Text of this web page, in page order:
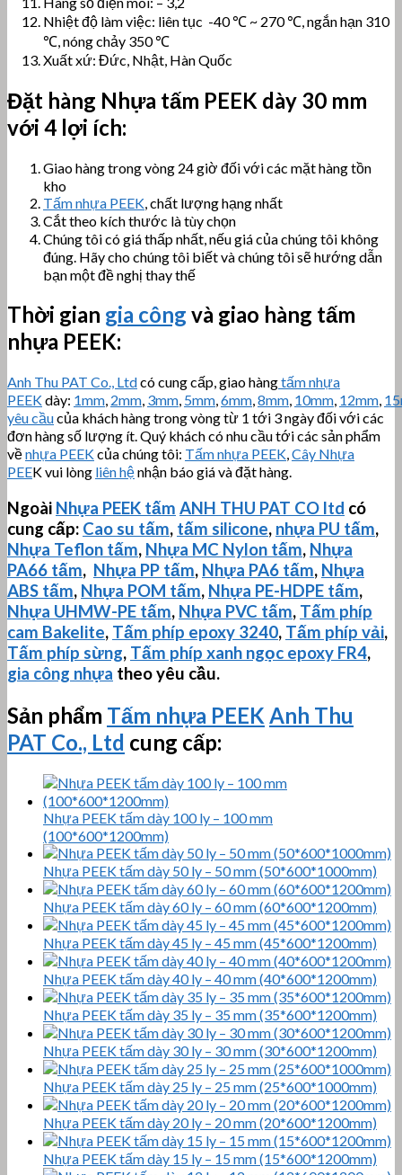
Nhiệt độ làm việc: liên tục -40 ℃ ~ 270 ℃, ngắn hạn 310
℃, nóng chảy 350 ℃
Xuất xứ: Đức, Nhật, Hàn Quốc
Đặt hàng Nhựa tấm PEEK dày 30 mm
với 4 lợi ích:
Giao hàng trong vòng 24 giờ đối với các mặt hàng tồn
kho
Tấm nhựa PEEK , chất lượng hạng nhất
Cắt theo kích thước là tùy chọn
Chúng tôi có giá thấp nhất, nếu giá của chúng tôi không
đúng. Hãy cho chúng tôi biết và chúng tôi sẽ hướng dẫn
bạn một đề nghị thay thế
Thời gian gia công và giao hàng tấm
nhựa PEEK:
Anh Thu PAT Co., Ltdcó cung cấp, giao hàngtấm nhựa
PEEKdày: 1mm, 2mm, 3mm, 5mm,6mm,8mm, 10mm, 12mm,
yêu cầucủa khách hàng trong vòng từ 1 tới 3 ngày đối với các
đơn hàng số lượng ít. Quý khách có nhu cầu tới các sản phẩm
vềnhựa PEEKcủa chúng tôi: Tấm nhựa PEEK,Cây Nhựa
PEEK vui lòng liên hệnhận báo giá và đặt hàng.
Ngoài Nhựa PEEK tấm ANH THU PAT CO ltd có
cung cấp: Cao su tấm, tấm silicone, nhựa PU tấm,
Nhựa Teflon tấm, Nhựa MC Nylon tấm, Nhựa
PA66 tấm, Nhựa PP tấm, Nhựa PA6 tấm, Nhựa
ABS tấm, Nhựa POM tấm, Nhựa PE-HDPE tấm,
Nhựa UHMW-PE tấm, Nhựa PVC tấm, Tấm phíp
cam Bakelite, Tấm phíp epoxy 3240, Tấm phíp vải,
Tấm phíp sừng, Tấm phíp xanh ngọc epoxy FR4,
gia công nhựa theo yêu cầu.
Sản phẩm Tấm nhựa PEEK Anh Thu
PAT Co., Ltd cung cấp:
Nhựa PEEK tấm dày 100 ly – 100 mm
(100*600*1200mm)
Nhựa PEEK tấm dày 50 ly – 50 mm (50*600*1000mm)
Nhựa PEEK tấm dày 60 ly – 60 mm (60*600*1200mm)
Nhựa PEEK tấm dày 45 ly – 45 mm (45*600*1200mm)
Nhựa PEEK tấm dày 40 ly – 40 mm (40*600*1200mm)
Nhựa PEEK tấm dày 35 ly – 35 mm (35*600*1200mm)
Nhựa PEEK tấm dày 30 ly – 30 mm (30*600*1200mm)
Nhựa PEEK tấm dày 25 ly – 25 mm (25*600*1000mm)
Nhựa PEEK tấm dày 20 ly – 20 mm (20*600*1200mm)
Nhựa PEEK tấm dày 15 ly – 15 mm (15*600*1200mm)